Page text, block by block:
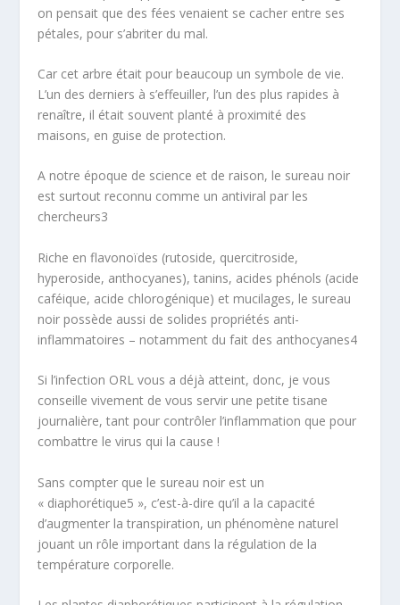
on pensait que des fées venaient se cacher entre ses
pétales, pour s’abriter du mal.
Car cet arbre était pour beaucoup un symbole de vie.
L’un des derniers à s’effeuiller, l’un des plus rapides à
renaître, il était souvent planté à proximité des
maisons, en guise de protection.
A notre époque de science et de raison, le sureau noir
est surtout reconnu comme un antiviral par les
chercheurs3
Riche en flavonoïdes (rutoside, quercitroside,
hyperoside, anthocyanes), tanins, acides phénols (acide
caféique, acide chlorogénique) et mucilages, le sureau
noir possède aussi de solides propriétés anti-
inflammatoires – notamment du fait des anthocyanes4
Si l’infection ORL vous a déjà atteint, donc, je vous
conseille vivement de vous servir une petite tisane
journalière, tant pour contrôler l’inflammation que pour
combattre le virus qui la cause !
Sans compter que le sureau noir est un
« diaphorétique5 », c’est-à-dire qu’il a la capacité
d’augmenter la transpiration, un phénomène naturel
jouant un rôle important dans la régulation de la
température corporelle.